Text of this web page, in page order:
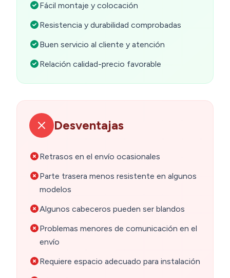
Fácil montaje y colocación
Resistencia y durabilidad comprobadas
Buen servicio al cliente y atención
Relación calidad-precio favorable
Desventajas
Retrasos en el envío ocasionales
Parte trasera menos resistente en algunos
modelos
Algunos cabeceros pueden ser blandos
Problemas menores de comunicación en el
envío
Requiere espacio adecuado para instalación